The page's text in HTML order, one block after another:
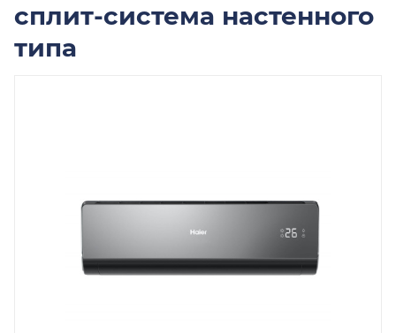
сплит-система настенного
типа